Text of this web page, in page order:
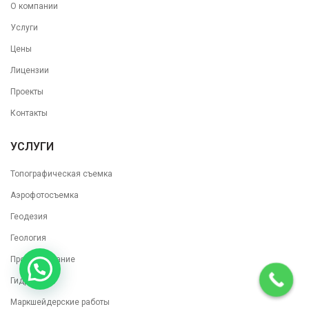
О компании
Услуги
Цены
Лицензии
Проекты
Контакты
УСЛУГИ
Топографическая съемка
Аэрофотосъемка
Геодезия
Геология
Проектирование
Гидрология
Маркшейдерские работы